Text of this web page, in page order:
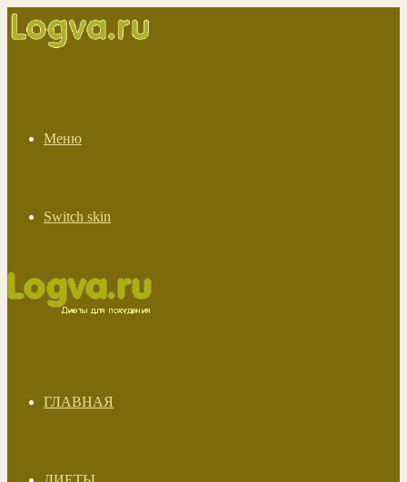
Меню
Switch skin
ГЛАВНАЯ